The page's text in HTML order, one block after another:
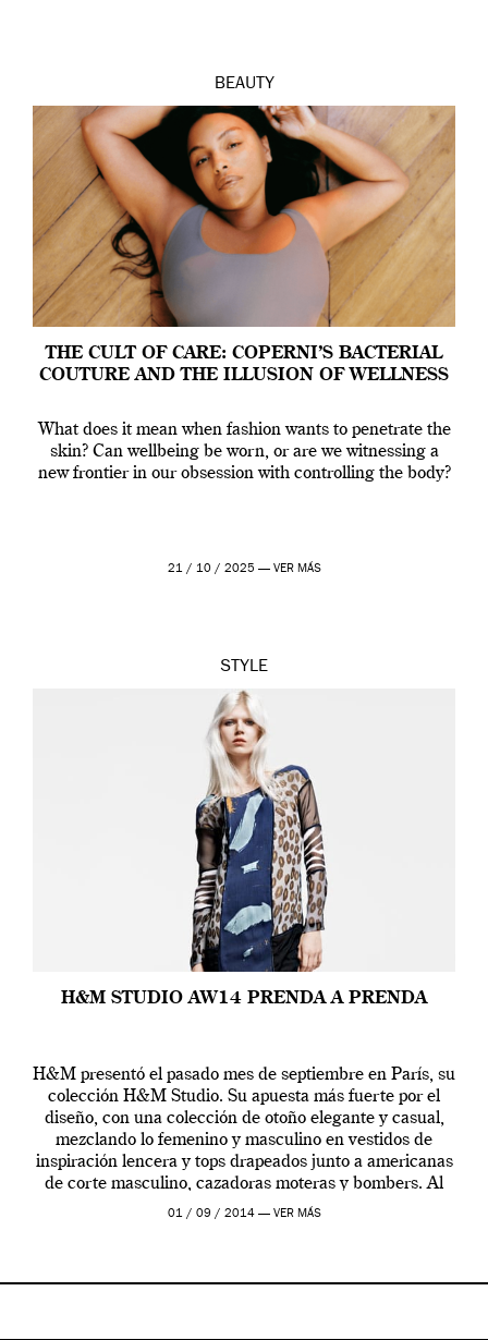
BEAUTY
THE CULT OF CARE: COPERNI’S BACTERIAL
COUTURE AND THE ILLUSION OF WELLNESS
What does it mean when fashion wants to penetrate the
skin? Can wellbeing be worn, or are we witnessing a
new frontier in our obsession with controlling the body?
21 / 10 / 2025 — VER MÁS
STYLE
H&M STUDIO AW14 PRENDA A PRENDA
H&M presentó el pasado mes de septiembre en París, su
colección H&M Studio. Su apuesta más fuerte por el
diseño, con una colección de otoño elegante y casual,
mezclando lo femenino y masculino en vestidos de
inspiración lencera y tops drapeados junto a americanas
de corte masculino, cazadoras moteras y bombers. Al
frente de la […]
01 / 09 / 2014 — VER MÁS